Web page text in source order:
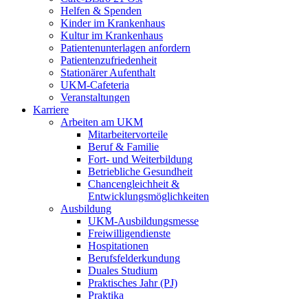
Helfen & Spenden
Kinder im Krankenhaus
Kultur im Krankenhaus
Patientenunterlagen anfordern
Patientenzufriedenheit
Stationärer Aufenthalt
UKM-Cafeteria
Veranstaltungen
Karriere
Arbeiten am UKM
Mitarbeitervorteile
Beruf & Familie
Fort- und Weiterbildung
Betriebliche Gesundheit
Chancengleichheit &
Entwicklungsmöglichkeiten
Ausbildung
UKM-Ausbildungsmesse
Freiwilligendienste
Hospitationen
Berufsfelderkundung
Duales Studium
Praktisches Jahr (PJ)
Praktika